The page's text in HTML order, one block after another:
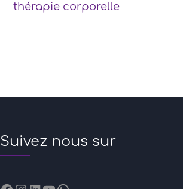
thérapie corporelle
Suivez nous sur